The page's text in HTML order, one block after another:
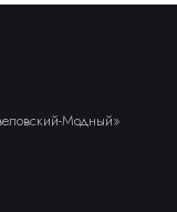
Модный»